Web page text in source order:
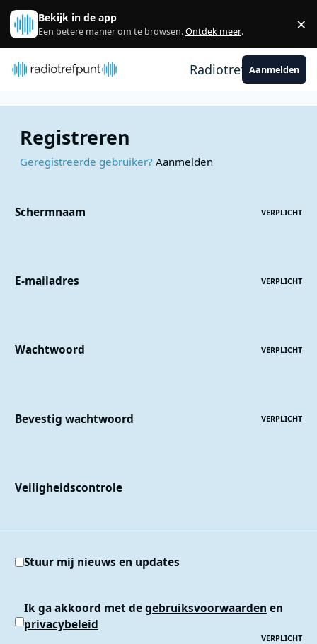
Spring naar bijdragen
Bekijk in de app
Een betere manier om te browsen.Ontdek meer. ×
RadiotrefpuntAanmelden
Registreren
Geregistreerde gebruiker? Aanmelden
Schermnaam VERPLICHT
E-mailadres VERPLICHT
Wachtwoord VERPLICHT
Bevestig wachtwoord VERPLICHT
Veiligheidscontrole
Stuur mij nieuws en updates
Ik ga akkoord met degebruiksvoorwaarden en
privacybeleid
VERPLICHT